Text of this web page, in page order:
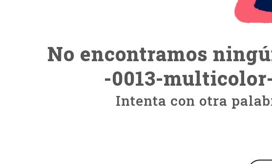
No encontramos
-0013-
Intenta con otra
Cafe